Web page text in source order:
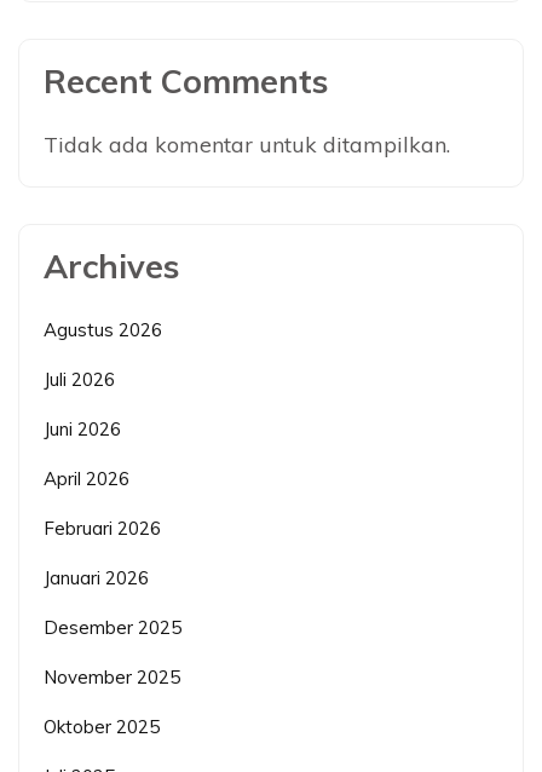
Recent Comments
Tidak ada komentar untuk ditampilkan.
Archives
Agustus 2026
Juli 2026
Juni 2026
April 2026
Februari 2026
Januari 2026
Desember 2025
November 2025
Oktober 2025